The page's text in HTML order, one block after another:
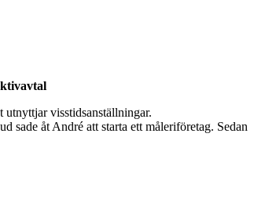
utnyttjar visstidsanställningar.
sade åt André att starta ett måleriföretag. Sedan